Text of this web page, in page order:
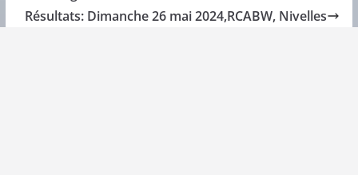
Résultats: Dimanche 26 mai 2024,RCABW, Nivelles